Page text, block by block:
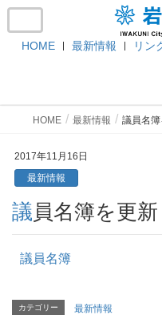
HOME 最新情報 リン
HOME 最新情報 議員名簿
2017年11月16日
最新情報
議員名簿を更
議員名簿
カテゴリー 最新情報